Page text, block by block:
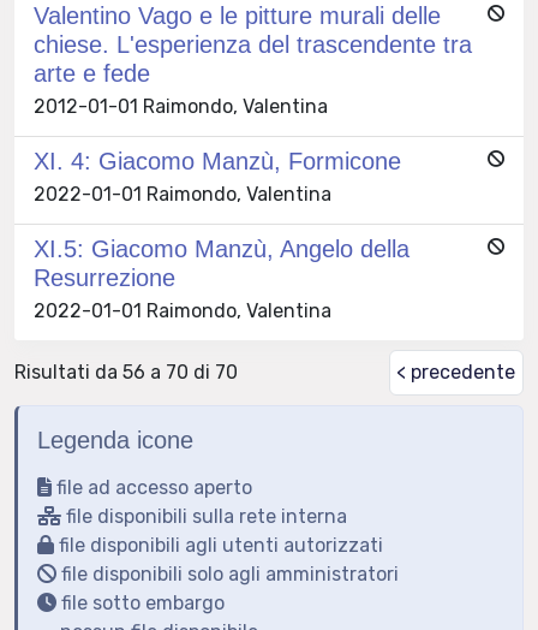
Valentino Vago e le pitture murali delle
chiese. L'esperienza del trascendente tra
arte e fede
2012-01-01 Raimondo, Valentina
XI. 4: Giacomo Manzù, Formicone
2022-01-01 Raimondo, Valentina
XI.5: Giacomo Manzù, Angelo della
Resurrezione
2022-01-01 Raimondo, Valentina
Risultati da 56 a 70 di 70 < precedente
Legenda icone
file ad accesso aperto
file disponibili sulla rete interna
file disponibili agli utenti autorizzati
file disponibili solo agli amministratori
file sotto embargo